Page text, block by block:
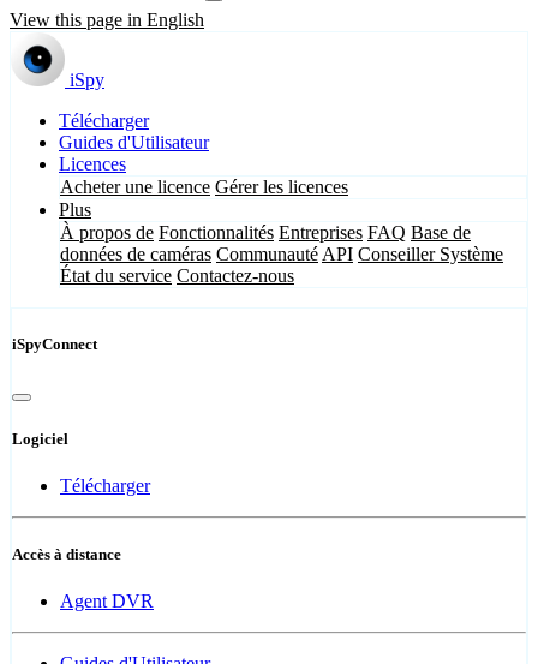
View this page in English
iSpy
Télécharger
Guides d'Utilisateur
Licences
Acheter une licence Gérer les licences
Plus
À propos de Fonctionnalités Entreprises FAQ Base de
données de caméras Communauté API Conseiller Système
État du service Contactez-nous
iSpyConnect
Logiciel
Télécharger
Accès à distance
Agent DVR